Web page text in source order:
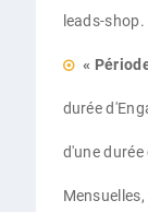
leads-shop.
«
durée
d'une